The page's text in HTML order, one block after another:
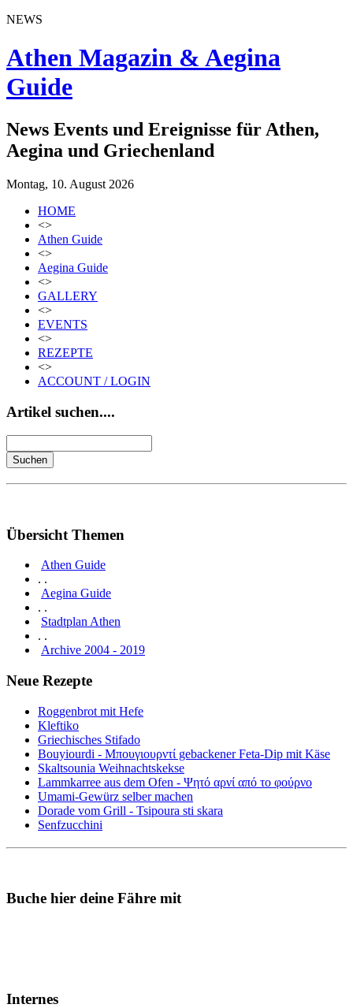
NEWS
Athen Magazin & Aegina
Guide
News Events und Ereignisse für Athen,
Aegina und Griechenland
Montag, 10. August 2026
HOME
<>
Athen Guide
<>
Aegina Guide
<>
GALLERY
<>
EVENTS
<>
REZEPTE
<>
ACCOUNT / LOGIN
Artikel suchen....
Übersicht Themen
Athen Guide
. .
Aegina Guide
. .
Stadtplan Athen
. .
Archive 2004 - 2019
Neue Rezepte
Roggenbrot mit Hefe
Kleftiko
Griechisches Stifado
Bouyiourdi - Μπουγιουρντί gebackener Feta-Dip mit Käse
Skaltsounia Weihnachtskekse
Lammkarree aus dem Ofen - Ψητό αρνί από το φούρνο
Umami-Gewürz selber machen
Dorade vom Grill - Tsipoura sti skara
Senfzucchini
Buche hier deine Fähre mit
Internes